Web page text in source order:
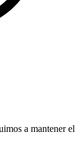
a mantener el